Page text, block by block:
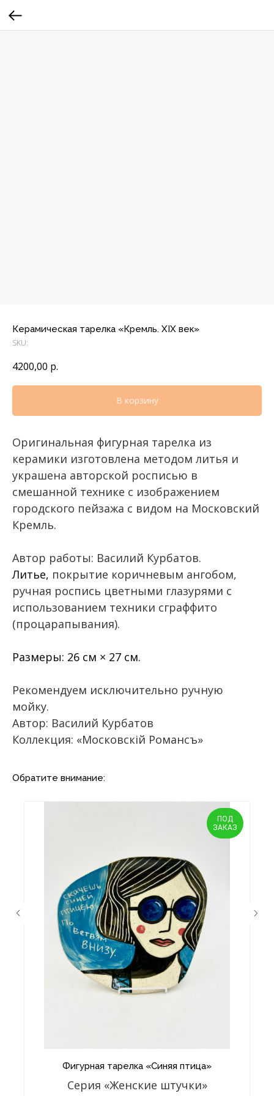
Керамическая тарелка «Кремль. XIX век»
SKU:
4200,00 р.
В корзину
Оригинальная фигурная тарелка из
керамики изготовлена методом литья и
украшена авторской росписью в
смешанной технике с изображением
городского пейзажа с видом на Московский
Кремль.
Автор работы: Василий Курбатов.
Литье, покрытие коричневым ангобом,
ручная роспись цветными глазурями с
использованием техники сграффито
(процарапывания).
Размеры: 26 см × 27 см.
Рекомендуем исключительно ручную
мойку.
Автор: Василий Курбатов
Коллекция: «Московскiй Романсъ»
Обратите внимание:
ПОД
ЗАКАЗ
Фигурная тарелка «Синяя птица»
Серия «Женские штучки»